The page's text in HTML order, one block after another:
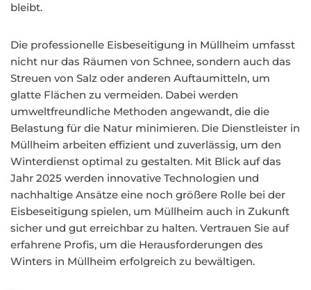
bleibt.
Die professionelle Eisbeseitigung in Müllheim umfasst
nicht nur das Räumen von Schnee, sondern auch das
Streuen von Salz oder anderen Auftaumitteln, um
glatte Flächen zu vermeiden. Dabei werden
umweltfreundliche Methoden angewandt, die die
Belastung für die Natur minimieren. Die Dienstleister in
Müllheim arbeiten effizient und zuverlässig, um den
Winterdienst optimal zu gestalten. Mit Blick auf das
Jahr 2025 werden innovative Technologien und
nachhaltige Ansätze eine noch größere Rolle bei der
Eisbeseitigung spielen, um Müllheim auch in Zukunft
sicher und gut erreichbar zu halten. Vertrauen Sie auf
erfahrene Profis, um die Herausforderungen des
Winters in Müllheim erfolgreich zu bewältigen.